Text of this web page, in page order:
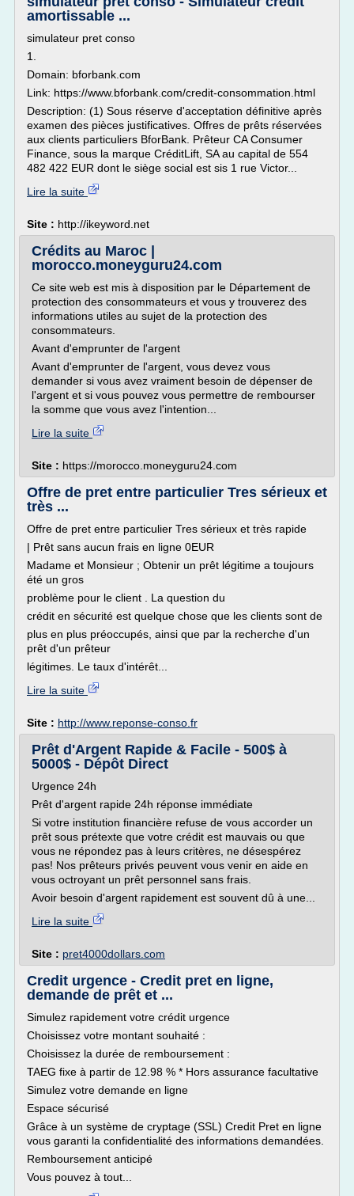
amortissable ...
simulateur pret conso
1.
Domain: bforbank.com
Link: https://www.bforbank.com/credit-consommation.html
Description: (1) Sous réserve d'acceptation définitive après
examen des pièces justificatives. Offres de prêts réservées
aux clients particuliers BforBank. Prêteur CA Consumer
Finance, sous la marque CréditLift, SA au capital de 554
482 422 EUR dont le siège social est sis 1 rue Victor...
Lire la suite
Site : http://ikeyword.net
Crédits au Maroc |
morocco.moneyguru24.com
Ce site web est mis à disposition par le Département de
protection des consommateurs et vous y trouverez des
informations utiles au sujet de la protection des
consommateurs.
Avant d'emprunter de l'argent
Avant d'emprunter de l'argent, vous devez vous
demander si vous avez vraiment besoin de dépenser de
l'argent et si vous pouvez vous permettre de rembourser
la somme que vous avez l'intention...
Lire la suite
Site : https://morocco.moneyguru24.com
Offre de pret entre particulier Tres sérieux et
très ...
Offre de pret entre particulier Tres sérieux et très rapide
| Prêt sans aucun frais en ligne 0EUR
Madame et Monsieur ; Obtenir un prêt légitime a toujours
été un gros
problème pour le client . La question du
crédit en sécurité est quelque chose que les clients sont de
plus en plus préoccupés, ainsi que par la recherche d'un
prêt d'un prêteur
légitimes. Le taux d'intérêt...
Lire la suite
Site : http://www.reponse-conso.fr
Prêt d'Argent Rapide & Facile - 500$ à
5000$ - Dépôt Direct
Urgence 24h
Prêt d'argent rapide 24h réponse immédiate
Si votre institution financière refuse de vous accorder un
prêt sous prétexte que votre crédit est mauvais ou que
vous ne répondez pas à leurs critères, ne désespérez
pas! Nos prêteurs privés peuvent vous venir en aide en
vous octroyant un prêt personnel sans frais.
Avoir besoin d'argent rapidement est souvent dû à une...
Lire la suite
Site : pret4000dollars.com
Credit urgence - Credit pret en ligne,
demande de prêt et ...
Simulez rapidement votre crédit urgence
Choisissez votre montant souhaité :
Choisissez la durée de remboursement :
TAEG fixe à partir de 12.98 % * Hors assurance facultative
Simulez votre demande en ligne
Espace sécurisé
Grâce à un système de cryptage (SSL) Credit Pret en ligne
vous garanti la confidentialité des informations demandées.
Remboursement anticipé
Vous pouvez à tout...